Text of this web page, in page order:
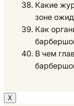
Какие
зоне
Как
В чем
Х